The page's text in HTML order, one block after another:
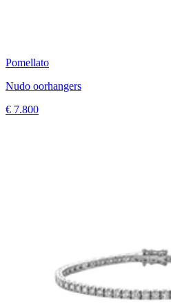
Pomellato
Nudo oorhangers
€ 7.800